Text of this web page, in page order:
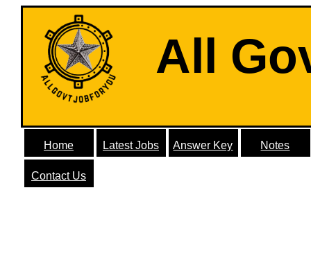
All
Home Latest Jobs Answer Key Notes
Contact Us